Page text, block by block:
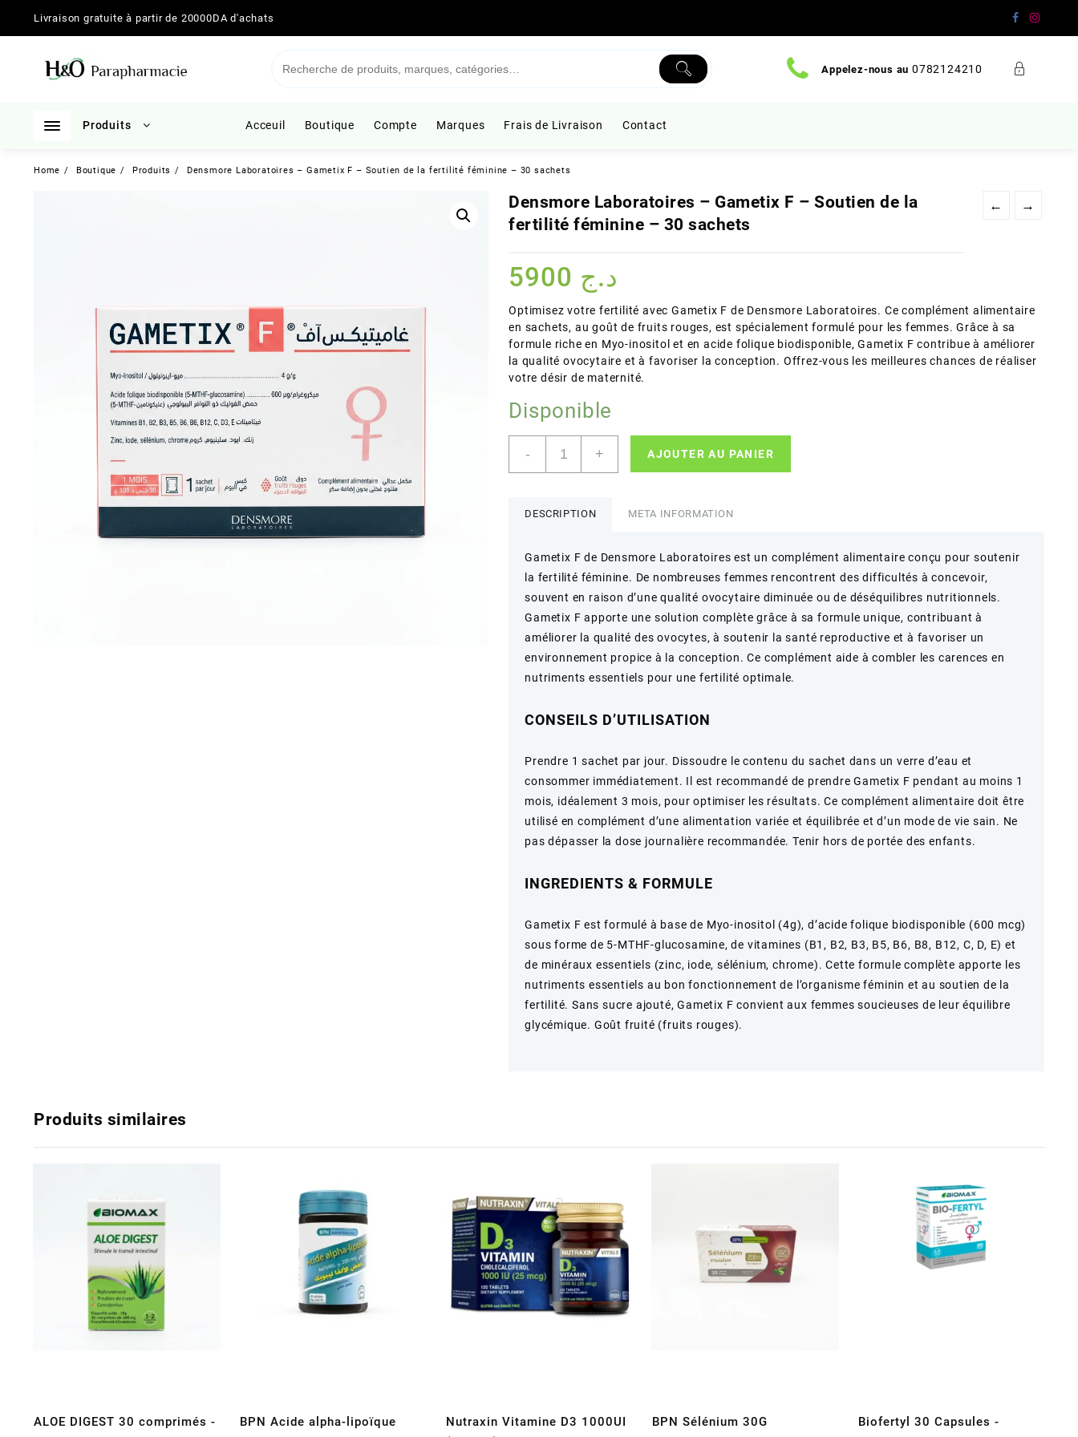
Livraison gratuite à partir de 20000DA d'achats
Appelez-nous au 0782124210
Produits Acceuil Boutique Compte Marques Frais de Livraison Contact
Home Boutique Produits Densmore Laboratoires – Gametix F – Soutien de la fertilité féminine – 30 sachets
← →
Densmore Laboratoires – Gametix F – Soutien de la
fertilité féminine – 30 sachets
د.ج
Optimisez votre fertilité avec Gametix F de Densmore Laboratoires. Ce complément alimentaire
en sachets, au goût de fruits rouges, est spécialement formulé pour les femmes. Grâce à sa
formule riche en Myo-inositol et en acide folique biodisponible, Gametix F contribue à améliorer
la qualité ovocytaire et à favoriser la conception. Offrez-vous les meilleures chances de réaliser
votre désir de maternité.
Disponible
-
Densmore
–
–
Soutien
de
féminine
–
30
+ AJOUTER AU PANIER
DESCRIPTION META INFORMATION
Gametix F de Densmore Laboratoires est un complément alimentaire conçu pour soutenir
la fertilité féminine. De nombreuses femmes rencontrent des difficultés à concevoir,
souvent en raison d’une qualité ovocytaire diminuée ou de déséquilibres nutritionnels.
Gametix F apporte une solution complète grâce à sa formule unique, contribuant à
améliorer la qualité des ovocytes, à soutenir la santé reproductive et à favoriser un
environnement propice à la conception. Ce complément aide à combler les carences en
nutriments essentiels pour une fertilité optimale.
CONSEILS D’UTILISATION
Prendre 1 sachet par jour. Dissoudre le contenu du sachet dans un verre d’eau et
consommer immédiatement. Il est recommandé de prendre Gametix F pendant au moins 1
mois, idéalement 3 mois, pour optimiser les résultats. Ce complément alimentaire doit être
utilisé en complément d’une alimentation variée et équilibrée et d’un mode de vie sain. Ne
pas dépasser la dose journalière recommandée. Tenir hors de portée des enfants.
INGREDIENTS & FORMULE
Gametix F est formulé à base de Myo-inositol (4g), d’acide folique biodisponible (600 mcg)
sous forme de 5-MTHF-glucosamine, de vitamines (B1, B2, B3, B5, B6, B8, B12, C, D, E) et
de minéraux essentiels (zinc, iode, sélénium, chrome). Cette formule complète apporte les
nutriments essentiels au bon fonctionnement de l’organisme féminin et au soutien de la
fertilité. Sans sucre ajouté, Gametix F convient aux femmes soucieuses de leur équilibre
glycémique. Goût fruité (fruits rouges).
Produits similaires
ALOE DIGEST 30 comprimés -
BPN Acide alpha-lipoïque
Nutraxin Vitamine D3 1000UI
BPN Sélénium 30G
Biofertyl 30 Capsules -